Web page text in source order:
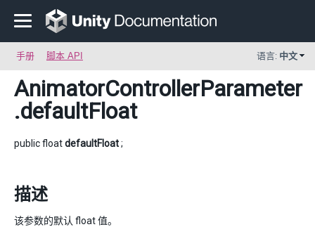
手册 脚本 API 语言: 中文
AnimatorControllerParameter
.defaultFloat
public floatdefaultFloat;
描述
该参数的默认 float 值。